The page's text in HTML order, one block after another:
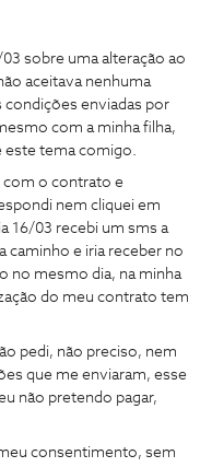
sobre uma alteração ao
aceitava nenhuma
condições enviadas por
com a minha filha,
este tema comigo.
com o contrato e
nem cliquei em
16/03 recebi um sms a
caminho e iria receber no
no mesmo dia, na minha
do meu contrato tem
pedi, não preciso, nem
que me enviaram, esse
não pretendo pagar,
consentimento, sem